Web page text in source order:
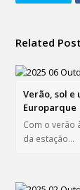
Related
Verão, sol e
Europarque
Com o verão
da estação…